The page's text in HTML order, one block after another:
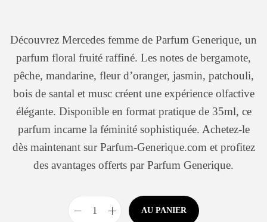
Découvrez Mercedes femme de Parfum Generique, un
parfum floral fruité raffiné. Les notes de bergamote,
pêche, mandarine, fleur d’oranger, jasmin, patchouli,
bois de santal et musc créent une expérience olfactive
élégante. Disponible en format pratique de 35ml, ce
parfum incarne la féminité sophistiquée. Achetez-le
dès maintenant sur Parfum-Generique.com et profitez
des avantages offerts par Parfum Generique.
AU PANIER